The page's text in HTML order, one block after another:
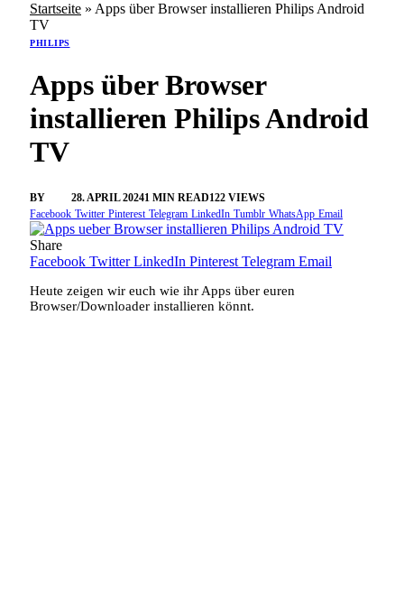
Startseite » Apps über Browser installieren Philips Android
TV
PHILIPS
Apps über Browser
installieren Philips Android
TV
BY 28. APRIL 20241 MIN READ122 VIEWS
Facebook Twitter Pinterest Telegram LinkedIn Tumblr WhatsApp Email
Share
Facebook Twitter LinkedIn Pinterest Telegram Email
Heute zeigen wir euch wie ihr Apps über euren
Browser/Downloader installieren könnt.